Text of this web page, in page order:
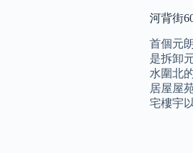
河背街
首個元
是拆卸
水圍北
居屋屋
宅樓宇